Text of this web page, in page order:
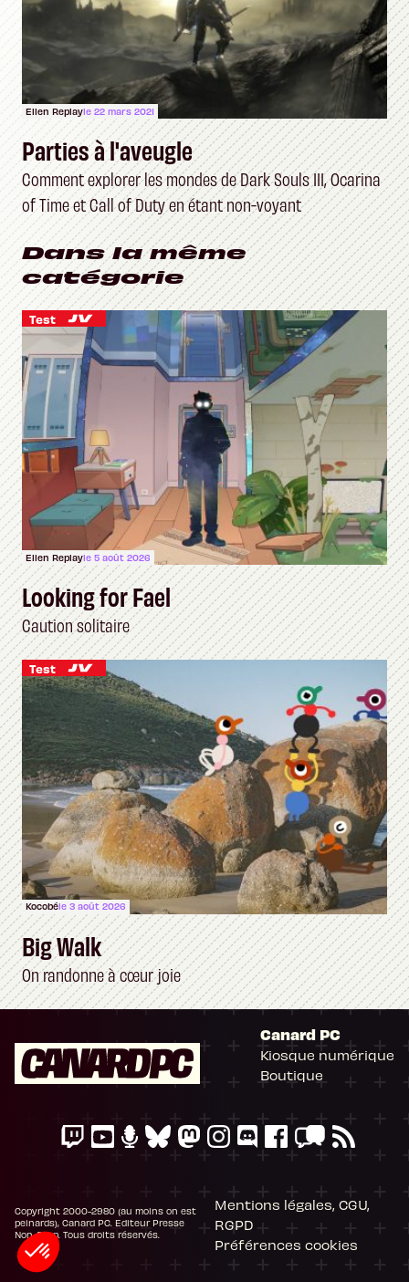
Ellen Replayle 22 mars 2021
Parties à l'aveugle
Comment explorer les mondes de Dark Souls III, Ocarina
of Time et Call of Duty en étant non-voyant
Dans la même
catégorie
Test
Ellen Replayle 5 août 2026
Looking for Fael
Caution solitaire
Test
Kocobéle 3 août 2026
Big Walk
On randonne à cœur joie
Canard PC
Kiosque numérique
Boutique
Copyright 2000-2980 (au moins on est
peinards), Canard PC. Editeur Presse
Non-Stop. Tous droits réservés.
Mentions légales, CGU,
RGPD
Préférences cookies